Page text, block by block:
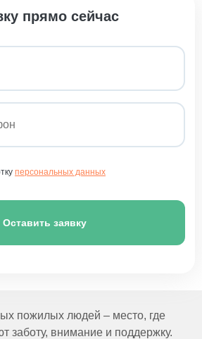
прямо сейчас
персональных данных
Оставить заявку
пожилых людей – место, где
заботу, внимание и поддержку.